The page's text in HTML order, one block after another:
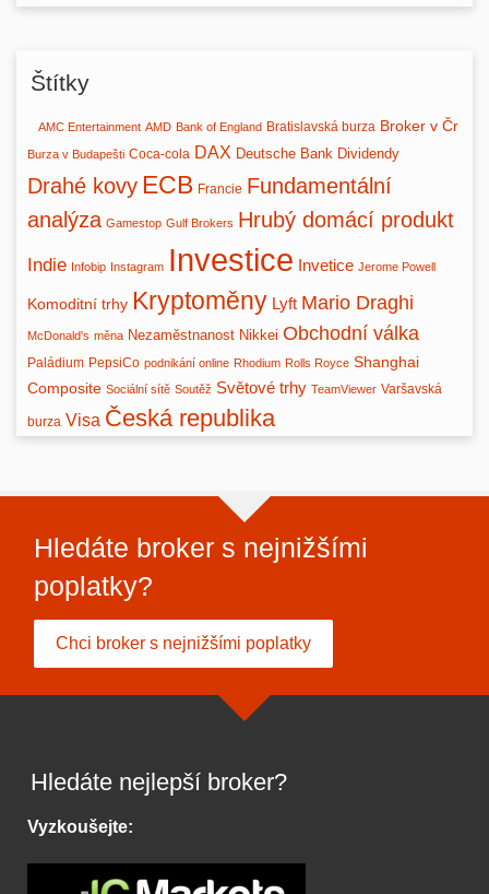
Štítky
AMC Entertainment AMD Bank of England Bratislavská burza Broker v Čr
Burza v Budapešti Coca-cola DAX Deutsche Bank Dividendy
Drahé kovy ECB Francie Fundamentální
analýza Gamestop Gulf Brokers Hrubý domácí produkt
Indie Infobip Instagram Investice Invetice Jerome Powell
Komoditní trhy Kryptoměny Lyft Mario Draghi
McDonald's měna Nezaměstnanost Nikkei Obchodní válka
Paládium PepsiCo podnikání online Rhodium Rolls Royce Shanghai
Composite Sociální sítě Soutěž Světové trhy TeamViewer Varšavská
burza Visa Česká republika
Hledáte broker s nejnižšími
poplatky?
Chci broker s nejnižšími poplatky
Hledáte nejlepší broker?
Vyzkoušejte: